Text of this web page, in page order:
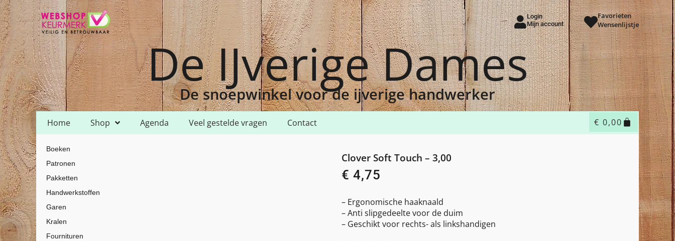
Login
Mijn account
Favorieten
Wensenlijstje
De IJverige Dames
De snoepwinkel voor de ijverige handwerker
Home Shop Agenda Veel gestelde vragen Contact € 0,00
Boeken
Patronen
Pakketten
Handwerkstoffen
Garen
Kralen
Fournituren
Clover Soft Touch – 3,00
€ 4,75
– Ergonomische haaknaald
– Anti slipgedeelte voor de duim
– Geschikt voor rechts- als linkshandigen